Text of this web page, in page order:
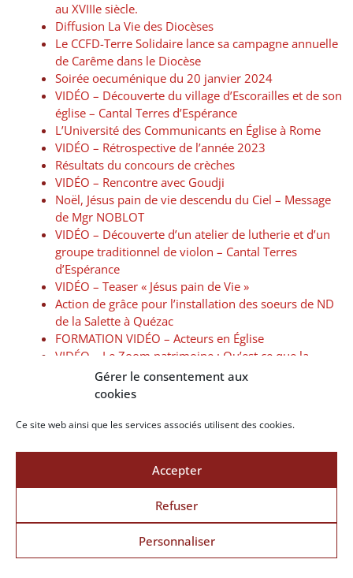
Gérer le consentement aux
cookies
Ce site web ainsi que les services associés utilisent des cookies.
Accepter
Refuser
Personnaliser
au XVIIIe siècle.
Diffusion La Vie des Diocèses
Le CCFD-Terre Solidaire lance sa campagne annuelle
de Carême dans le Diocèse
Soirée oecuménique du 20 janvier 2024
VIDÉO – Découverte du village d’Escorailles et de son
église – Cantal Terres d’Espérance
L’Université des Communicants en Église à Rome
VIDÉO – Rétrospective de l’année 2023
Résultats du concours de crèches
VIDÉO – Rencontre avec Goudji
Noël, Jésus pain de vie descendu du Ciel – Message
de Mgr NOBLOT
VIDÉO – Découverte d’un atelier de lutherie et d’un
groupe traditionnel de violon – Cantal Terres
d’Espérance
VIDÉO – Teaser « Jésus pain de Vie »
Action de grâce pour l’installation des soeurs de ND
de la Salette à Quézac
FORMATION VIDÉO – Acteurs en Église
VIDÉO – Le Zoom patrimoine : Qu’est ce que la
recluserie ?
Concours de crèche 2023 : Jésus pain de vie
identifié
Week-end vocations à Langeac 11 et 12 novembre
VIDÉO – Le mois de la Création en 2023 – Cantal
Lourdes : 40ème anniversaire d’ANCOLI (3-5